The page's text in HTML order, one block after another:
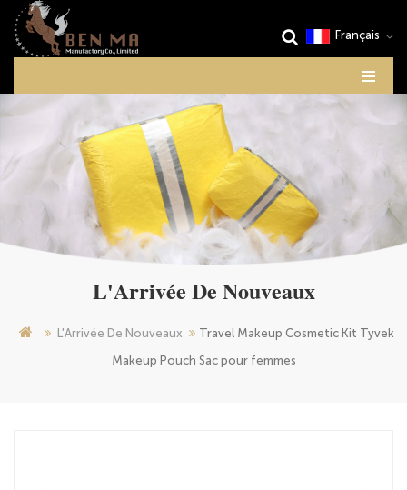
Français
L'Arrivée De Nouveaux
L'Arrivée De Nouveaux
Travel Makeup Cosmetic Kit Tyvek
Makeup Pouch Sac pour femmes